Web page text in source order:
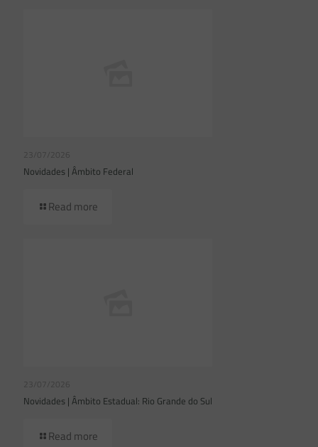
23/07/2026
Novidades | Âmbito Federal
Read more
23/07/2026
Novidades | Âmbito Estadual: Rio Grande do Sul
Read more